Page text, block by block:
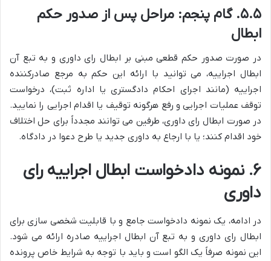
۵.۵. گام پنجم: مراحل پس از صدور حکم
ابطال
در صورت صدور حکم قطعی مبنی بر ابطال رای داوری و به تبع آن
ابطال اجراییه، می توانید با ارائه این حکم به مرجع صادرکننده
اجراییه (مانند اجرای احکام دادگستری یا اداره ثبت)، درخواست
توقف عملیات اجرایی و رفع هرگونه توقیف یا اقدام اجرایی را نمایید.
در صورت ابطال رای داوری، طرفین می توانند مجدداً برای حل اختلاف
خود اقدام کنند؛ یا با ارجاع به داوری جدید یا طرح دعوا در دادگاه.
۶. نمونه دادخواست ابطال اجراییه رای
داوری
در ادامه، یک نمونه دادخواست جامع و با قابلیت شخصی سازی برای
ابطال رای داوری و به تبع آن ابطال اجراییه صادره ارائه می شود.
این نمونه صرفاً یک الگو است و باید با توجه به شرایط خاص پرونده